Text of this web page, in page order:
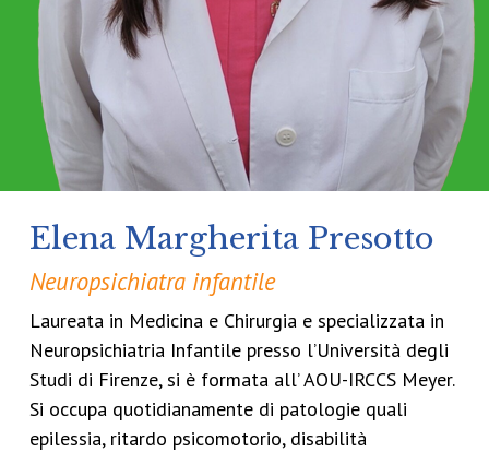
Elena Margherita Presotto
Neuropsichiatra infantile
Laureata in Medicina e Chirurgia e specializzata in
Neuropsichiatria Infantile presso l’Università degli
Studi di Firenze, si è formata all’ AOU-IRCCS Meyer.
Si occupa quotidianamente di patologie quali
epilessia, ritardo psicomotorio, disabilità